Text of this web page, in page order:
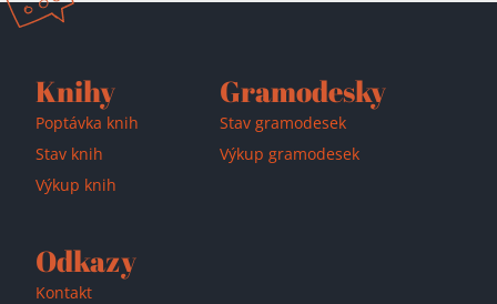
Knihy
Poptávka knih
Stav knih
Výkup knih
Gramodesky
Stav gramodesek
Výkup gramodesek
Odkazy
Kontakt